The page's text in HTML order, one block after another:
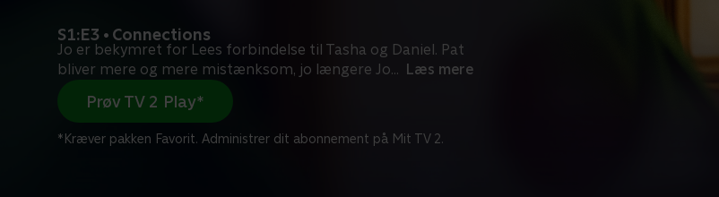
S1:E3 • Connections
Jo er bekymret for Lees forbindelse til Tasha og Daniel. Pat
bliver mere og mere mistænksom, jo længere Jo... Læs mere
Prøv TV 2 Play*
*Kræver pakken Favorit. Administrer dit abonnement på Mit TV 2.